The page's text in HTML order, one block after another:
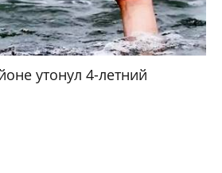
утонул 4-летний